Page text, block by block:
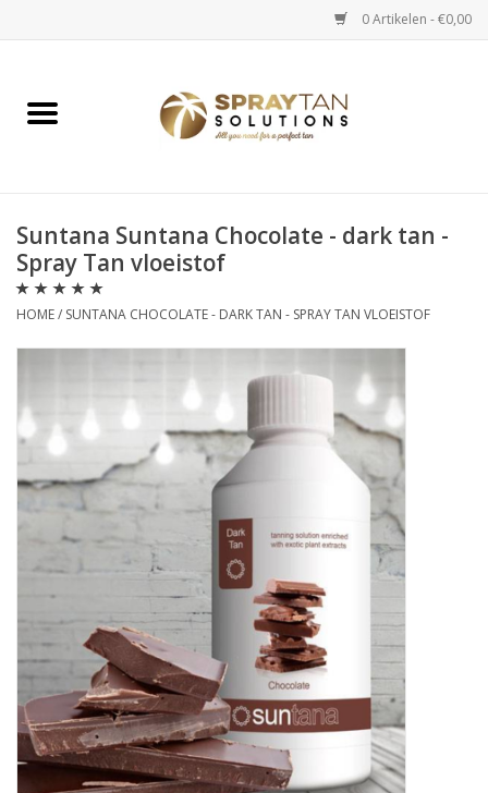
0 Artikelen - €0,00
Home
Spray Tan Starterspakketten
Spray Tan Vloeistoffen
Selftan producten
Salon verkoop
Verzorging / Accessoires
Onderdelen
Ventilatoren / Afzuiging
Promotie materiaal
Salon kleding
Vraag hier om een vrijblijvend
Suntana Suntana Chocolate - dark tan -
Spray Tan vloeistof
HOME/ SUNTANA CHOCOLATE - DARK TAN - SPRAY TAN VLOEISTOF